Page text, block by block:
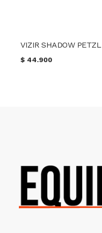
VIZIR SHADOW PETZL
$ 44.900